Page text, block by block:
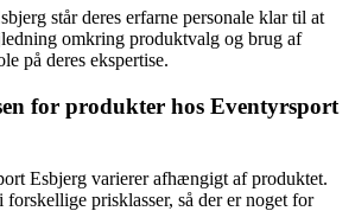
står deres erfarne personale klar til at
omkring produktvalg og brug af
på deres ekspertise.
for produkter hos Eventyrsport
Esbjerg varierer afhængigt af produktet.
prisklasser, så der er noget for